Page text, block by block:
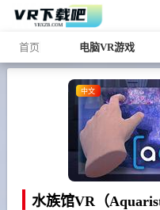
首页 电脑VR游戏
中文
水族馆VR（